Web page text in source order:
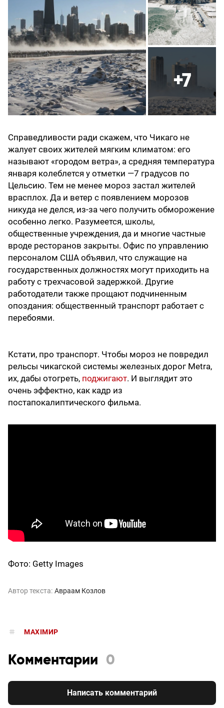
+7
Справедливости ради скажем, что Чикаго не
жалует своих жителей мягким климатом: его
называют «городом ветра», а средняя температура
января колеблется у отметки —7 градусов по
Цельсию. Тем не менее мороз застал жителей
врасплох. Да и ветер с появлением морозов
никуда не делся, из-за чего получить обморожение
особенно легко. Разумеется, школы,
общественные учреждения, да и многие частные
вроде ресторанов закрыты. Офис по управлению
персоналом США объявил, что служащие на
государственных должностях могут приходить на
работу с трехчасовой задержкой. Другие
работодатели также прощают подчиненным
опоздания: общественный транспорт работает с
перебоями.
Кстати, про транспорт. Чтобы мороз не повредил
рельсы чикагской системы железных дорог Metra,
их, дабы отогреть, поджигают. И выглядит это
очень эффектно, как кадр из
постапокалиптического фильма.
Фото: Getty Images
Автор текста: Авраам Козлов
MAXIMИР
Комментарии 0
Написать комментарий